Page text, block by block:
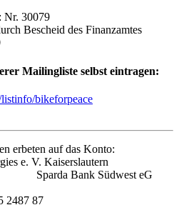
Nr. 30079
Bescheid des Finanzamtes
Mailingliste selbst eintragen:
bikeforpeace
erbeten auf das Konto:
e. V. Kaiserslautern
Bank Südwest eG
2487 87